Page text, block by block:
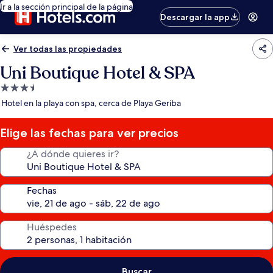
Ir a la sección principal de la página
Descargar la app
Ver todas las propiedades
Uni Boutique Hotel & SPA
Propiedad
de
estrellas
Hotel en la playa con spa, cerca de Playa Geriba
Elige las fechas para ver precios
¿A dónde quieres ir?
Fechas
Huéspedes